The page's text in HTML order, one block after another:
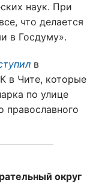
наук. При
что делается
в Госдуму».
в
в Чите, которые
по улице
православного
округ